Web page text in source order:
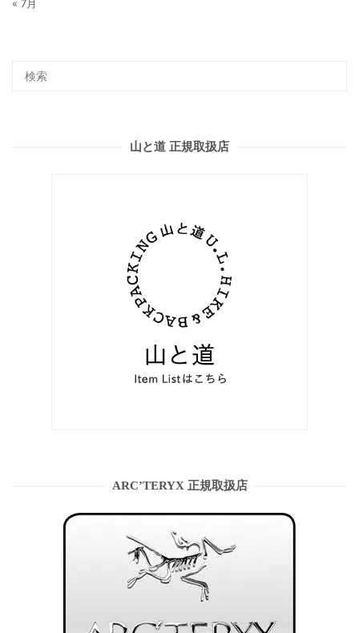
« 7月
山と道 正規取扱店
ARC’TERYX 正規取扱店